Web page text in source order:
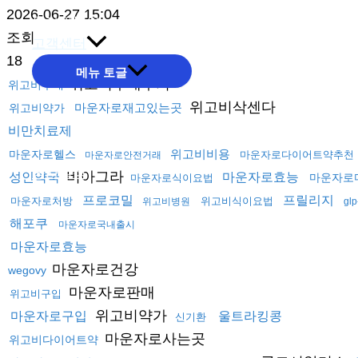
온라인문의
고객센터
메뉴 토글
공사실적
2026-06-27 15:04
조회
18
위고비구매 위고비구매후기
위고비약가 마운자로재고있는곳 위고비삭센다
비만치료제
마운자로헬스 마운자로안전거래 위고비비용 마운자로다이어트약추천
성인약국 비아그라 마운자로식이요법 마운자로효능 마운자로
마운자로처방 프로코밀 위고비병원 위고비식이요법 프릴리지
해포쿠 마운자로국내출시
마운자로효능
wegovy 마운자로건강
위고비구입 마운자로판매
마운자로구입 위고비약가 신기환 울트라킹콩
위고비다이어트약 마운자로사는곳